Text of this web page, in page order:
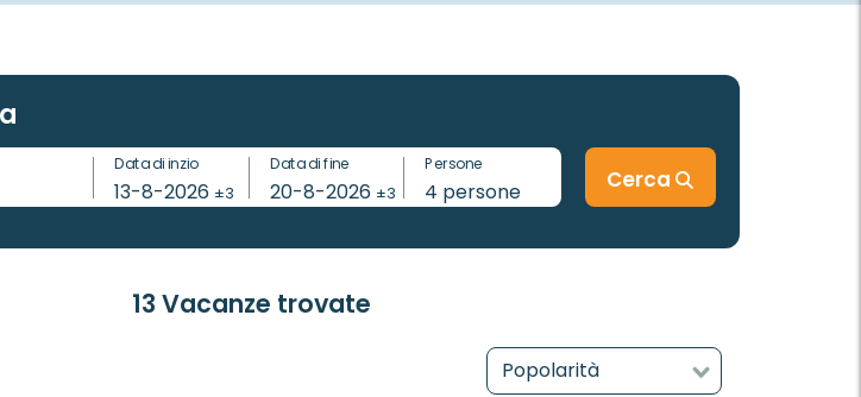
Data di inzio
13-8-2026 ±3
Data di fine
20-8-2026 ±3
Persone
4 persone Cerca
13 Vacanze trovate